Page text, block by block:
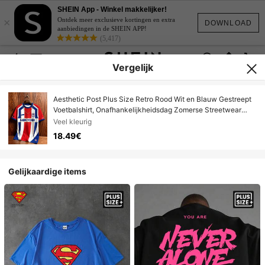
DOWNLOAD
×
SHEIN App - Winkel makkelijker!
Ontdek meer exclusieve kortingen en extra
aanbiedingen in de SHEIN APP!
(5,417)
Vergelijk
Aesthetic Post Plus Size Retro Rood Wit en Blauw Gestreept
Voetbalshirt, Onafhankelijkheidsdag Zomerse Streetwear
Stadsbezoek, Vintage Heren Ronde Hals Sport T-shirt,
Voetbal
Veel kleurig
18.49€
Gelijkaardige items